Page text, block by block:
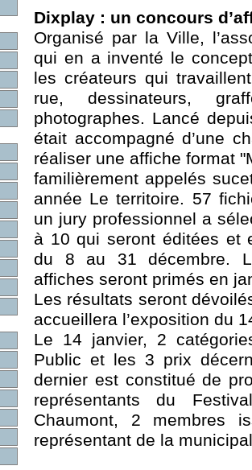
Dixplay : un concours
Organisé par la Ville,
qui en a inventé le
les créateurs qui
rue, dessinateurs,
photographes. Lancé
était accompagné d’une
réaliser une affiche format
familièrement appelés
année Le territoire. 57
un jury professionnel a
à 10 qui seront éditées et
du 8 au 31 décembre.
affiches seront primés en
Les résultats seront
accueillera l’exposition du
Le 14 janvier, 2
Public et les 3 prix
dernier est constitué de
représentants du
Chaumont, 2 membres
représentant de la